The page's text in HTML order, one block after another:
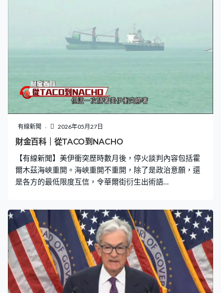
的DeepSeek，據報首輪對外開放融資規模由500億擴大到
700億人民幣，若果成事將創下內地AI初創企業歷來最大
規模的單次融資紀錄，估值有望約4,000億港元，與百度市
元。之後排隊來港上市的應該到強腦科技，據報年初已秘
密提交IPO申請，料最快下半年掛牌，根據上市前最後一
輪融資，估值約140億港元。 而專注生產用於工業及特種
用途機械人的雲深處科技，已完成上市前最後一輪融資，
過去一年集資了15億人民幣，公司完成上市輔導後，預計
年中正式遞交申請科創板上市。不過市場估值遠較宇樹科
技細，只有50至60億人民幣。 至於憑藉開發遊戲
有線新聞 2026年05月27日
財金百科｜從TACO到NACHO
【有線新聞】美伊衝突歷時數月後，停火談判內容包括霍
爾木茲海峽重開。海峽重開不重開，除了是政治意願，還
是各方的最低限度互信，令華爾街衍生出術語
特朗普無法解決海峽封鎖問題。在大約一年前，市場因應
特朗普的關稅政策，曾經衍生出「TACO」的交易邏輯，即
是「Trump Always Chickens Out」，預期特朗普往往會在
最後關頭退縮，為了經濟和選情而作出讓步，令市場迅速
「V型反彈」。 但這一次隨著美伊衝突膠著，市場失去快
速和解的希望，「TACO」的樂觀情緒被「NACHO」的絕
望所取代。從期待解決方案轉向接受僵局，國際油價高企